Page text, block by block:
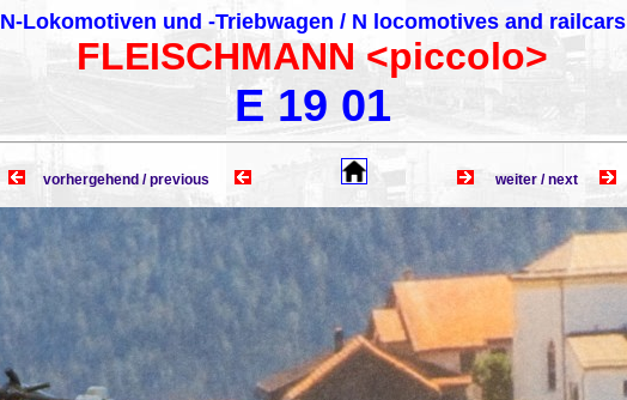
N-Lokomotiven und -Triebwagen / N locomotives and railcars
FLEISCHMANN <piccolo>
E 19 01
vorhergehend / previous weiter / next